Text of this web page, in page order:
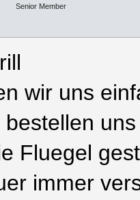
Senior Member
wir uns
Fluegel
immer